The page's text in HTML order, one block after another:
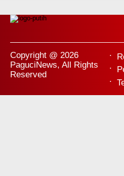
Copyright @ 2026
PaguciNews, All Rights
Reserved